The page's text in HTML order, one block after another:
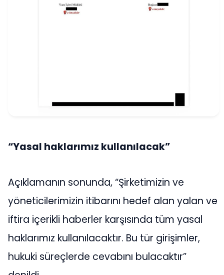
“Yasal haklarımız kullanılacak”
Açıklamanın sonunda, “Şirketimizin ve
yöneticilerimizin itibarını hedef alan yalan ve
iftira içerikli haberler karşısında tüm yasal
haklarımız kullanılacaktır. Bu tür girişimler,
hukuki süreçlerde cevabını bulacaktır”